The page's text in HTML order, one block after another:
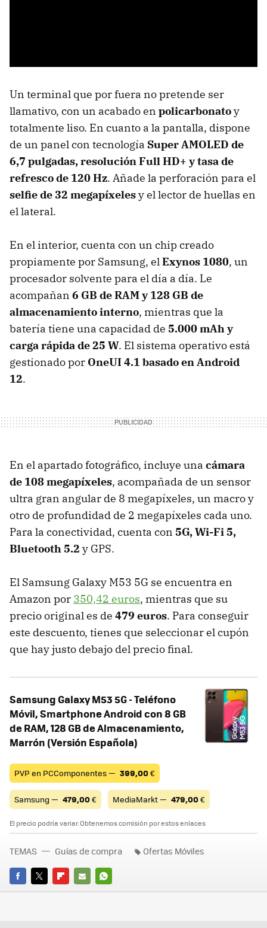
Un terminal que por fuera no pretende ser
llamativo, con un acabado en policarbonatoy
totalmente liso. En cuanto a la pantalla, dispone
de un panel con tecnología Super AMOLED de
6,7 pulgadas, resolución Full HD+ y tasa de
refresco de 120 Hz. Añade la perforación para el
selfie de 32 megapíxelesy el lector de huellas en
el lateral.
En el interior, cuenta con un chip creado
propiamente por Samsung, elExynos 1080, un
procesador solvente para el día a día. Le
acompañan 6 GB de RAM y 128 GB de
almacenamiento interno, mientras que la
batería tiene una capacidad de 5.000 mAh y
carga rápida de 25 W. El sistema operativo está
gestionado por OneUI 4.1 basado en Android
12.
En el apartado fotográfico, incluye una cámara
de 108 megapíxeles, acompañada de un sensor
ultra gran angular de 8 megapíxeles, un macro y
otro de profundidad de 2 megapíxeles cada uno.
Para la conectividad, cuenta con 5G, Wi-Fi 5,
Bluetooth 5.2 y GPS.
El Samsung Galaxy M53 5G se encuentra en
Amazon por 350,42 euros, mientras que su
precio original es de 479 euros. Para conseguir
este descuento, tienes que seleccionar el cupón
que hay justo debajo del precio final.
Samsung Galaxy M53 5G - Teléfono
Móvil, Smartphone Android con 8 GB
de RAM, 128 GB de Almacenamiento,
Marrón (Versión Española)
PVP en PCComponentes — 399,00€
Samsung — 479,00€ MediaMarkt — 479,00€
El precio podría variar. Obtenemos comisión por estos enlaces
FACEBOOK
TWITTERFLIPBOARD
E-
WHATSAPP
TEMAS Guías de compra Ofertas Móviles